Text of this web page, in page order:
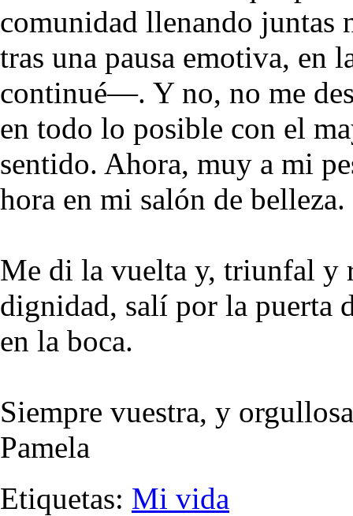
comunidad llenando
tras una pausa emotiva, en
continué—. Y no, no me
en todo lo posible con el
sentido. Ahora, muy a mi
hora en mi salón de belleza.
Me di la vuelta y, triunfal y
dignidad, salí por la puerta
en la boca.
Siempre vuestra, y orgullosa
Pamela
Etiquetas: Mi vida